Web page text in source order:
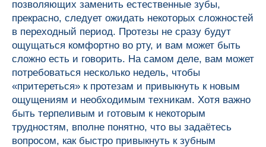
позволяющих заменить естественные зубы,
прекрасно, следует ожидать некоторых сложностей
в переходный период. Протезы не сразу будут
ощущаться комфортно во рту, и вам может быть
сложно есть и говорить. На самом деле, вам может
потребоваться несколько недель, чтобы
«притереться» к протезам и привыкнуть к новым
ощущениям и необходимым техникам. Хотя важно
быть терпеливым и готовым к некоторым
трудностям, вполне понятно, что вы задаётесь
вопросом, как быстро привыкнуть к зубным